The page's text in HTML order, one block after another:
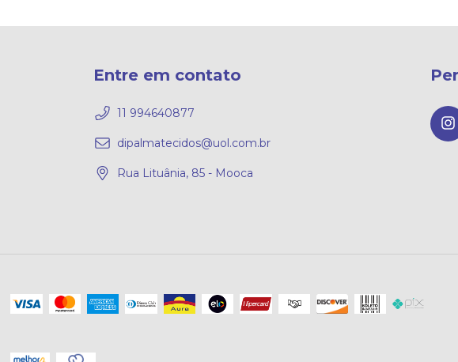
Entre em contato
11 994640877
dipalmatecidos@uol.com.br
Rua Lituânia, 85 - Mooca